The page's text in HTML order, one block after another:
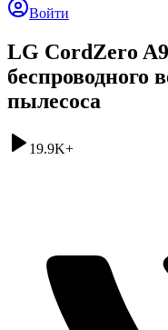
Войти
LG CordZero
беспроводного
пылесоса
19.9K+